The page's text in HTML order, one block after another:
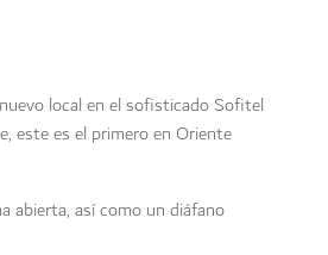
local en el sofisticado Sofitel
este es el primero en Oriente
abierta, así como un diáfano